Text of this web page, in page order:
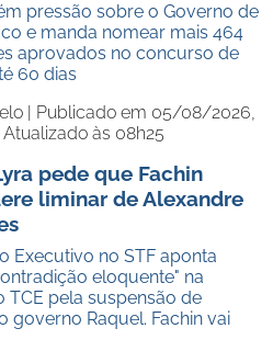
pressão sobre o Governo de
e manda nomear mais 464
aprovados no concurso de
60 dias
| Publicado em 05/08/2026,
às 08h25
pede que Fachin
liminar de Alexandre
Executivo no STF aponta
eloquente" na
TCE pela suspensão de
governo Raquel. Fachin vai